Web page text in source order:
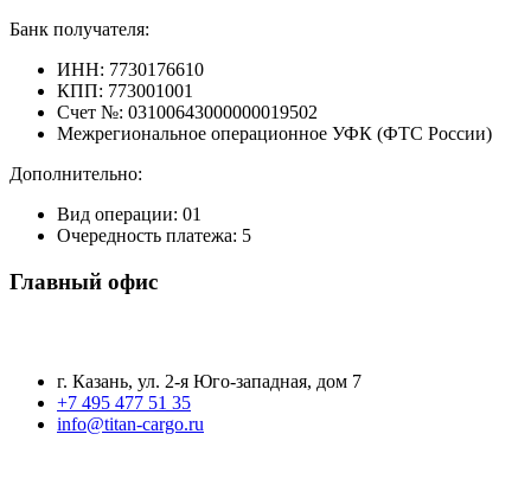
Банк получателя:
ИНН: 7730176610
КПП: 773001001
Счет №: 03100643000000019502
Межрегиональное операционное УФК (ФТС России)
Дополнительно:
Вид операции: 01
Очередность платежа: 5
Главный офис
г. Казань, ул. 2-я Юго-западная, дом 7
+7 495 477 51 35
info@titan-cargo.ru